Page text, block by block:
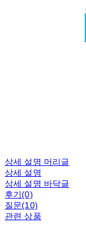
상세 설명 머리글
상세 설명
상세 설명 바닥글
후기(0)
질문(10)
관련 상품